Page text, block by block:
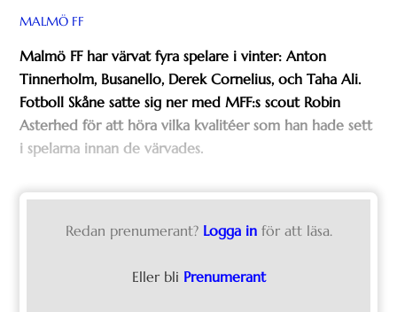
MALMÖ FF
Malmö FF har värvat fyra spelare i vinter: Anton
Tinnerholm, Busanello, Derek Cornelius, och Taha Ali.
Fotboll Skåne satte sig ner med MFF:s scout Robin
Asterhed för att höra vilka kvalitéer som han hade sett
i spelarna innan de värvades.
Redan prenumerant? Logga in för att läsa.
Eller bli Prenumerant